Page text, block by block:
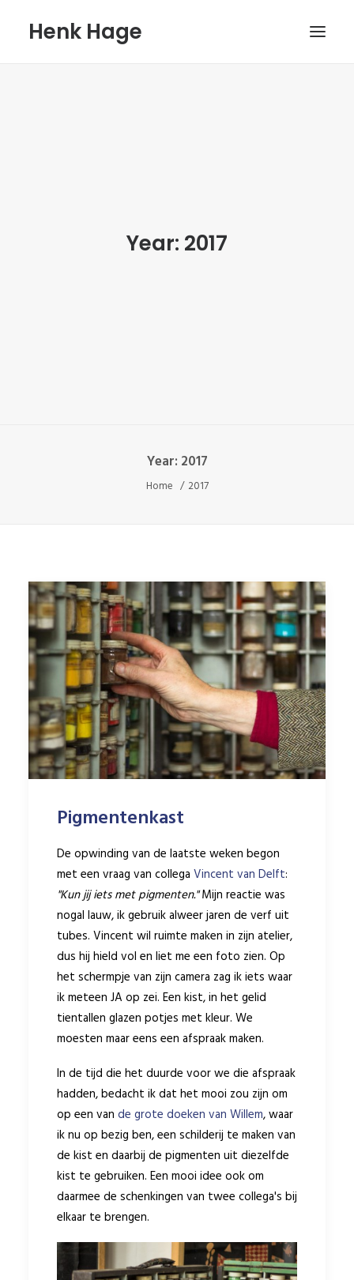
Henk Hage
Year: 2017
Year: 2017
Home 2017
Pigmentenkast
De opwinding van de laatste weken begon
met een vraag van collega Vincent van Delft:
"Kun jij iets met pigmenten."Mijn reactie was
nogal lauw, ik gebruik alweer jaren de verf uit
tubes. Vincent wil ruimte maken in zijn atelier,
dus hij hield vol en liet me een foto zien. Op
het schermpje van zijn camera zag ik iets waar
ik meteen JA op zei. Een kist, in het gelid
tientallen glazen potjes met kleur. We
moesten maar eens een afspraak maken.
In de tijd die het duurde voor we die afspraak
hadden, bedacht ik dat het mooi zou zijn om
op een van de grote doeken van Willem, waar
ik nu op bezig ben, een schilderij te maken van
de kist en daarbij de pigmenten uit diezelfde
kist te gebruiken. Een mooi idee ook om
daarmee de schenkingen van twee collega's bij
elkaar te brengen.